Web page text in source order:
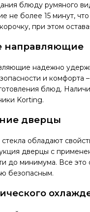
блюду румяного
не более 15 минут,
при этом
направляющие
надежно
и комфорта
блюд.
Korting.
дверцы
обладают
дверцы с
до минимума. Все
безопасным.